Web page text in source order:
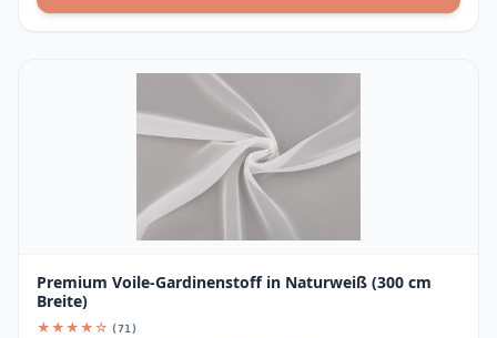
Premium Voile-Gardinenstoff in Naturweiß (300 cm
Breite)
★★★★☆ (71)